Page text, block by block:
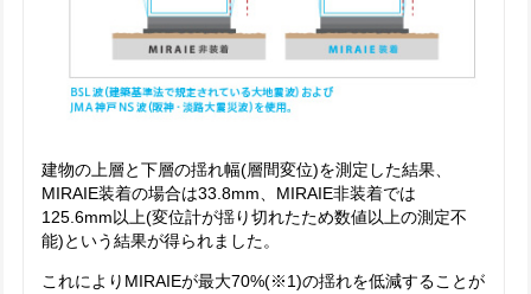
建物の上層と下層の揺れ幅(層間変位)を測定した結果、
MIRAIE装着の場合は33.8mm、MIRAIE非装着では
125.6mm以上(変位計が揺り切れたため数値以上の測定不
能)という結果が得られました。
これによりMIRAIEが最大70%(※1)の揺れを低減することが